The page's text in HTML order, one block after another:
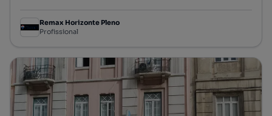
Remax Horizonte Pleno
Profissional